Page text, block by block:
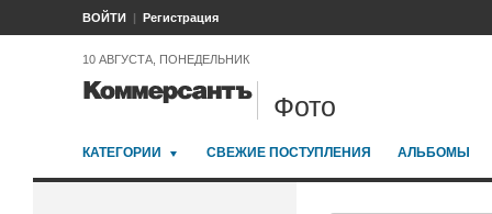
ВОЙТИ Регистрация
10 АВГУСТА, ПОНЕДЕЛЬНИК
Фото
КАТЕГОРИИ СВЕЖИЕ ПОСТУПЛЕНИЯ АЛЬБОМЫ